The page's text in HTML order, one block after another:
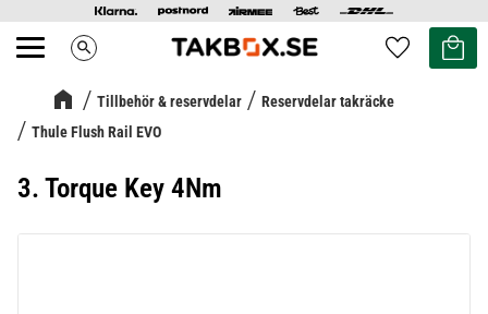
Meny search Favoriter
Kundvagn
Tillbehör & reservdelar
Reservdelar takräcke
Thule Flush Rail EVO
3. Torque Key 4Nm